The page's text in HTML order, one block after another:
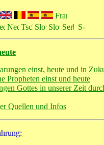
einst, heute und in
Propheten einst und heute
Gottes in unserer Zeit
Quellen und Infos